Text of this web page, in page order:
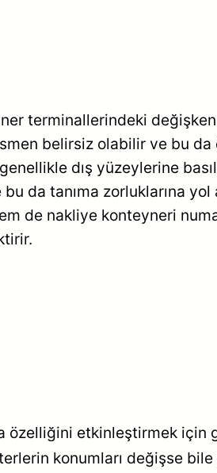
terminallerindeki
belirsiz olabilir ve bu
dış yüzeylerine
da tanıma zorluklarına yol
de nakliye konteyneri
özelliğini etkinleştirmek için
konumları değişse bile